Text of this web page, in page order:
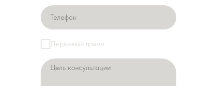
Первичный прием